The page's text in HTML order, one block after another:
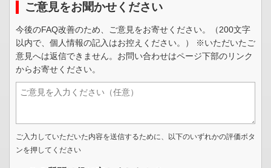
ご意見をお聞かせください
今後のFAQ改善のため、ご意見をお寄せください。（200文字
以内で、個人情報の記入はお控えください。） ※いただいたご
意見へは返信できません。お問い合わせはページ下部のリンク
からお寄せください。
ご入力していただいた内容を送信するために、以下のいずれかの評価ボタ
ンを押してください